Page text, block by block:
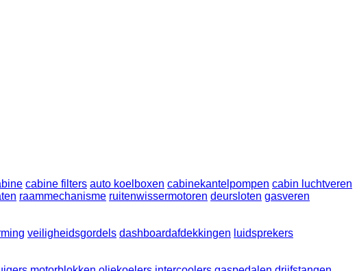
cabine filters auto koelboxen cabinekantelpompen cabin luchtveren
raammechanisme ruitenwissermotoren deursloten gasveren
veiligheidsgordels dashboardafdekkingen luidsprekers